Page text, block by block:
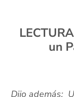
un
Dijo además: